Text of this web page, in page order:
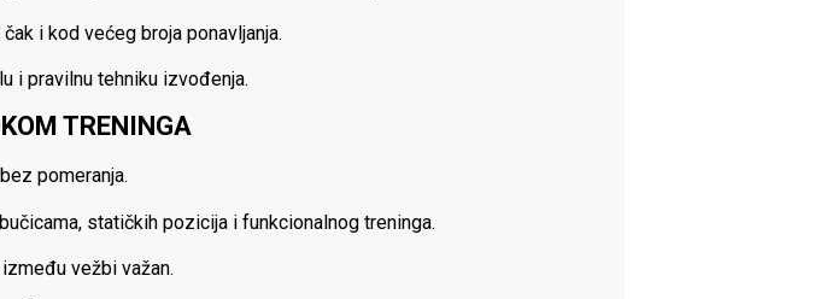
i kod većeg broja ponavljanja.
i pravilnu tehniku izvođenja.
TRENINGA
pomeranja.
statičkih pozicija i funkcionalnog treninga.
vežbi važan.